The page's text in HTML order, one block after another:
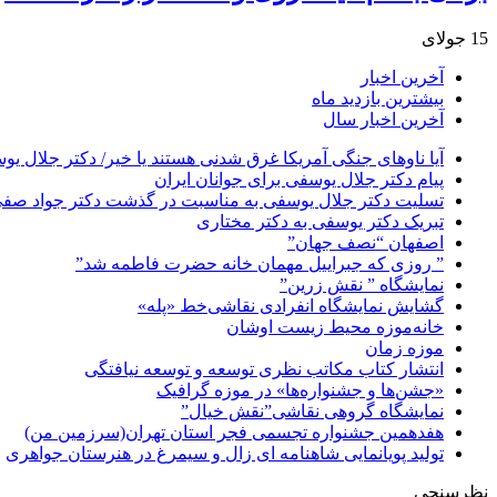
15 جولای
آخرین اخبار
بیشترین بازدید ماه
آخرین اخبار سال
آیا ناوهای جنگی آمریکا غرق شدنی هستند یا خیر/ دکتر جلال
پیام دکتر جلال یوسفی برای جوانان ایران
تسلیت دکتر جلال یوسفی به مناسبت در گذشت دکتر جواد صفی
تبریک دکتر یوسفی به دکتر مختاری
اصفهان “نصف جهان”
” روزی که جبراییل مهمان خانه حضرت فاطمه شد”
نمایشگاه ” نقش زرین”
گشایش نمایشگاه انفرادی نقاشی‌خط «پله»
خانه‌موزه محیط‌ زیست اوشان
موزه زمان
انتشار کتاب مکاتب نظری توسعه و توسعه نیافتگی
«جشن‌ها و جشنواره‌ها» در موزه گرافیک
نمایشگاه گروهی نقاشی”نقش خیال”
هفدهمین جشنواره تجسمی فجر استان تهران(سرزمین من)
تولید پویانمایی شاهنامه ای زال و سیمرغ در هنرستان جواهری
نظرسنجی